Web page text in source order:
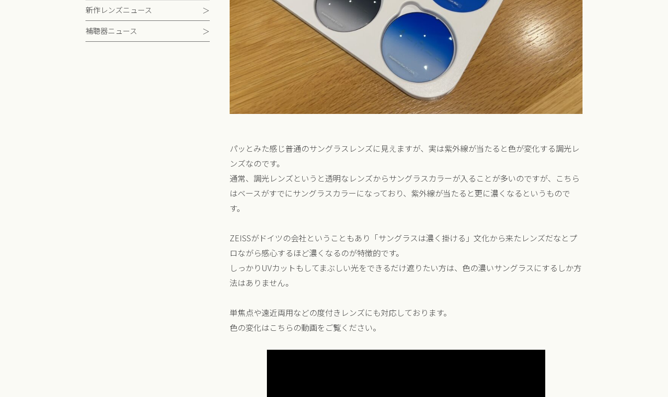
新作レンズニュース
補聴器ニュース
パッとみた感じ普通のサングラスレンズに見えますが、実は紫外線が当たると色が変化する調光レ
ンズなのです。
通常、調光レンズというと透明なレンズからサングラスカラーが入ることが多いのですが、こちら
はベースがすでにサングラスカラーになっており、紫外線が当たると更に濃くなるというもので
す。
ZEISSがドイツの会社ということもあり「サングラスは濃く掛ける」文化から来たレンズだなとプ
ロながら感心するほど濃くなるのが特徴的です。
しっかりUVカットもしてまぶしい光をできるだけ遮りたい方は、色の濃いサングラスにするしか方
法はありません。
単焦点や遠近両用などの度付きレンズにも対応しております。
色の変化はこちらの動画をご覧ください。